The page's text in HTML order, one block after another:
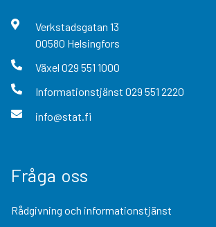
Verkstadsgatan 13
00580 Helsingfors
Växel 029 551 1000
Informationstjänst 029 551 2220
info@stat.fi
Fråga oss
Rådgivning och informationstjänst